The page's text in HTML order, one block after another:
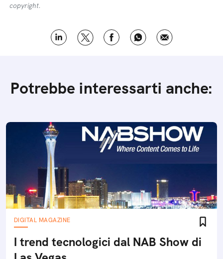
copyright.
Potrebbe interessarti anche:
DIGITAL MAGAZINE
I trend tecnologici dal NAB Show di